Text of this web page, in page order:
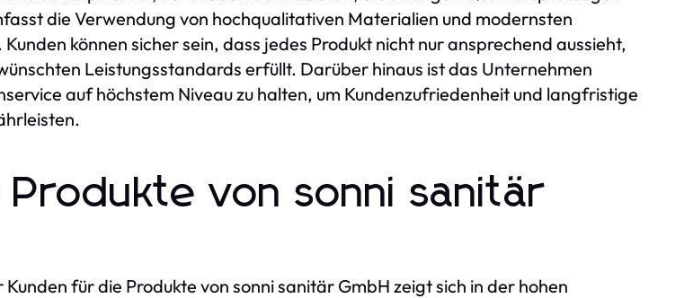
die Verwendung von hochqualitativen Materialien und modernsten
können sicher sein, dass jedes Produkt nicht nur ansprechend aussieht,
Leistungsstandards erfüllt. Darüber hinaus ist das Unternehmen
auf höchstem Niveau zu halten, um Kundenzufriedenheit und langfristige
Produkte von sonni sanitär
für die Produkte von sonni sanitär GmbH zeigt sich in der hohen